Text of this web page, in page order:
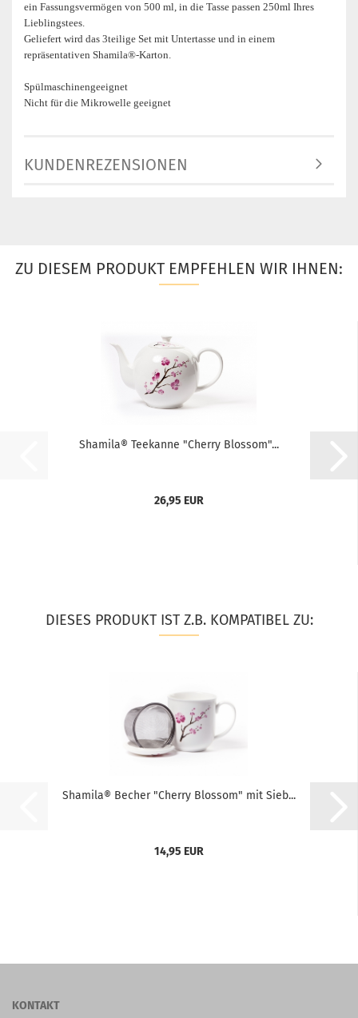
ein Fassungsvermögen von 500 ml, in die Tasse passen 250ml Ihres
Lieblingstees.
Geliefert wird das 3teilige Set mit Untertasse und in einem
repräsentativen Shamila®-Karton.
Spülmaschinengeeignet
Nicht für die Mikrowelle geeignet
KUNDENREZENSIONEN
ZU DIESEM PRODUKT EMPFEHLEN WIR IHNEN:
Shamila® Teekanne "Cherry Blossom"...
26,95 EUR
DIESES PRODUKT IST Z.B. KOMPATIBEL ZU:
Shamila® Becher "Cherry Blossom" mit Sieb...
14,95 EUR
KONTAKT